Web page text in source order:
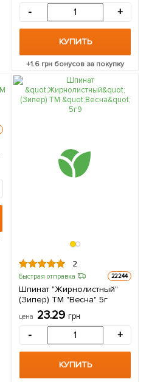
- +
КУПИТЬ
+1.6грн бонусов за покупку
2
Быстрая отправка 22244
Шпинат "Жирнолистный"
(Зипер) ТМ "Весна" 5г
цена 23.29 грн
- +
КУПИТЬ